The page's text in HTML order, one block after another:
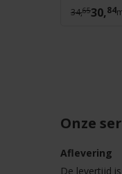
34,6530,84
Onze
Aflevering
De levertijd